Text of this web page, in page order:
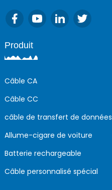
Produit
Câble CA
Câble CC
câble de transfert de données
Allume-cigare de voiture
Batterie rechargeable
Câble personnalisé spécial